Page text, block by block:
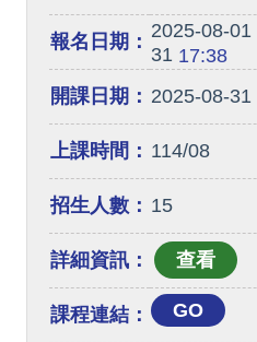
報名日期： 2025-08-01
3117:38
開課日期： 2025-08-31
上課時間： 114/08
招生人數： 15
詳細資訊：
課程連結： GO